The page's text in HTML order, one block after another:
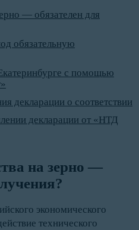
— обязателен для
обязательную
с помощью
декларации о соответствии
декларации от «НТД
на зерно —
экономического
технического